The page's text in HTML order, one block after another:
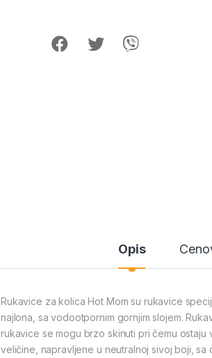
Opis
Rukavice za kolica Hot Mom su rukavice
najlona, sa vodootpornim gornjim slojem.
rukavice se mogu brzo skinuti pri čemu
veličine, napravljene u neutralnoj sivoj boji, sa